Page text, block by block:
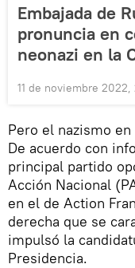
Embajada de
pronuncia en
neonazi en la
11 de noviembre 2022,
Pero el nazismo
De acuerdo con
principal partido
Acción Nacional
en el de Action
derecha que se
impulsó la
Presidencia.